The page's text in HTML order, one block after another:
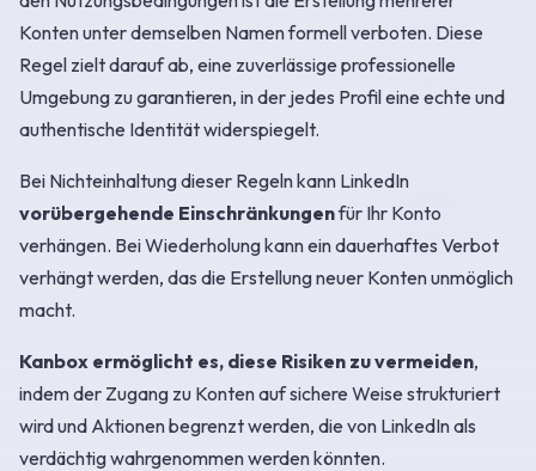
Konten unter demselben Namen formell verboten. Diese
Regel zielt darauf ab, eine zuverlässige professionelle
Umgebung zu garantieren, in der jedes Profil eine echte und
authentische Identität widerspiegelt.
Bei Nichteinhaltung dieser Regeln kann LinkedIn
vorübergehende Einschränkungenfür Ihr Konto
verhängen. Bei Wiederholung kann ein dauerhaftes Verbot
verhängt werden, das die Erstellung neuer Konten unmöglich
macht.
Kanbox ermöglicht es, diese Risiken zu vermeiden,
indem der Zugang zu Konten auf sichere Weise strukturiert
wird und Aktionen begrenzt werden, die von LinkedIn als
verdächtig wahrgenommen werden könnten.